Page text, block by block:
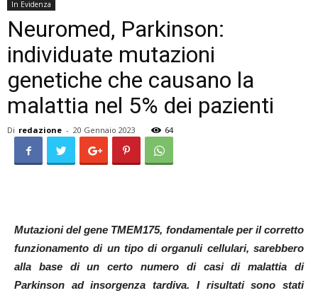
In Evidenza
Neuromed, Parkinson:
individuate mutazioni
genetiche che causano la
malattia nel 5% dei pazienti
Di redazione - 20 Gennaio 2023 64
Mutazioni del gene TMEM175, fondamentale per il corretto
funzionamento di un tipo di organuli cellulari, sarebbero
alla base di un certo numero di casi di malattia di
Parkinson ad insorgenza tardiva. I risultati sono stati